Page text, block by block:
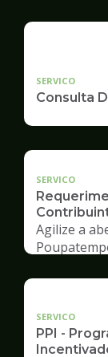
SERVICO
Consulta
SERVICO
Agilize a
SERVICO
PPI -